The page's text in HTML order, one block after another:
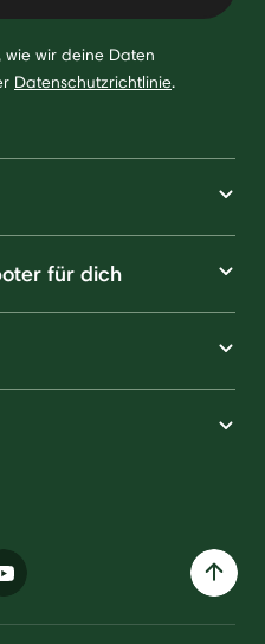
wir deine Daten
Datenschutzrichtlinie.
für dich